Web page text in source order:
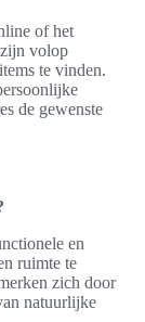
of het
volop
te vinden.
de gewenste
en
ruimte te
zich door
natuurlijke